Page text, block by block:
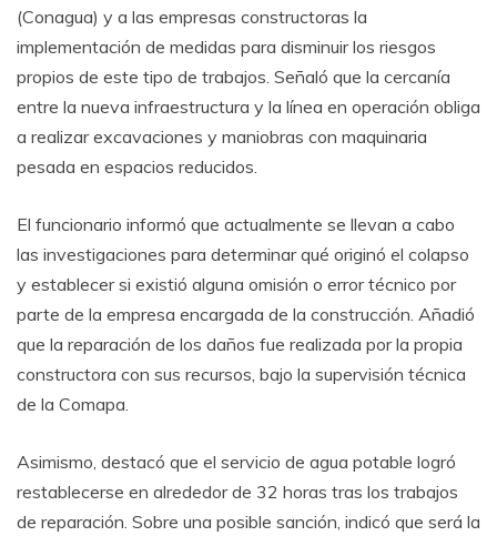
(Conagua) y a las empresas constructoras la
implementación de medidas para disminuir los riesgos
propios de este tipo de trabajos. Señaló que la cercanía
entre la nueva infraestructura y la línea en operación obliga
a realizar excavaciones y maniobras con maquinaria
pesada en espacios reducidos.
El funcionario informó que actualmente se llevan a cabo
las investigaciones para determinar qué originó el colapso
y establecer si existió alguna omisión o error técnico por
parte de la empresa encargada de la construcción. Añadió
que la reparación de los daños fue realizada por la propia
constructora con sus recursos, bajo la supervisión técnica
de la Comapa.
Asimismo, destacó que el servicio de agua potable logró
restablecerse en alrededor de 32 horas tras los trabajos
de reparación. Sobre una posible sanción, indicó que será la